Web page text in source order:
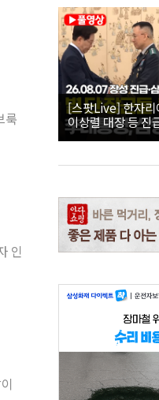
룩
인
[스팟Live] 한자리
이상렬 대장 등 진
직접 수여｜